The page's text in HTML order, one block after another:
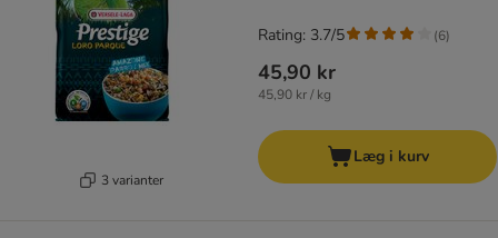
3 varianter
45,90 kr
45,90 kr / kg
Rating: 3.7/5 (6)
Læg i kurv